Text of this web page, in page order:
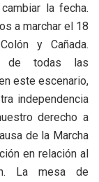
la fecha.
a marchar el 18
y Cañada.
de todas las
este escenario,
independencia
derecho a
de la Marcha
en relación al
La mesa de